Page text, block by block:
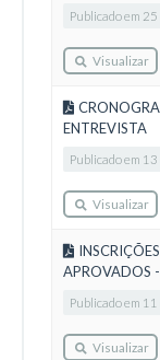
Publicado em
Visualizar
ENTREVISTA
Publicado em
Visualizar
APROVADOS
Publicado em
Visualizar